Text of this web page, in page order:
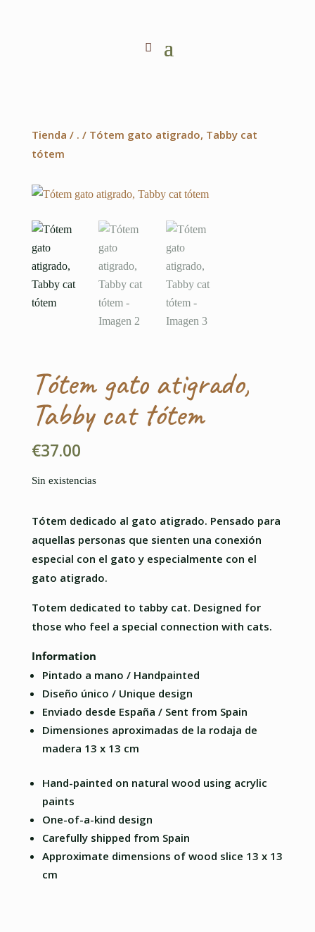
Tienda / . / Tótem gato atigrado, Tabby cat
tótem
Tótem gato atigrado,
Tabby cat tótem
€37.00
Sin existencias
Tótem dedicado al gato atigrado. Pensado para
aquellas personas que sienten una conexión
especial con el gato y especialmente con el
gato atigrado.
Totem dedicated to tabby cat. Designed for
those who feel a special connection with cats.
Information
Pintado a mano / Handpainted
Diseño único / Unique design
Enviado desde España / Sent from Spain
Dimensiones aproximadas de la rodaja de
madera 13 x 13 cm
Hand-painted on natural wood using acrylic
paints
One-of-a-kind design
Carefully shipped from Spain
Approximate dimensions of wood slice 13 x 13
cm